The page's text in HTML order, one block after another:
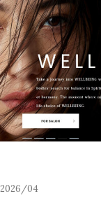
2026/04